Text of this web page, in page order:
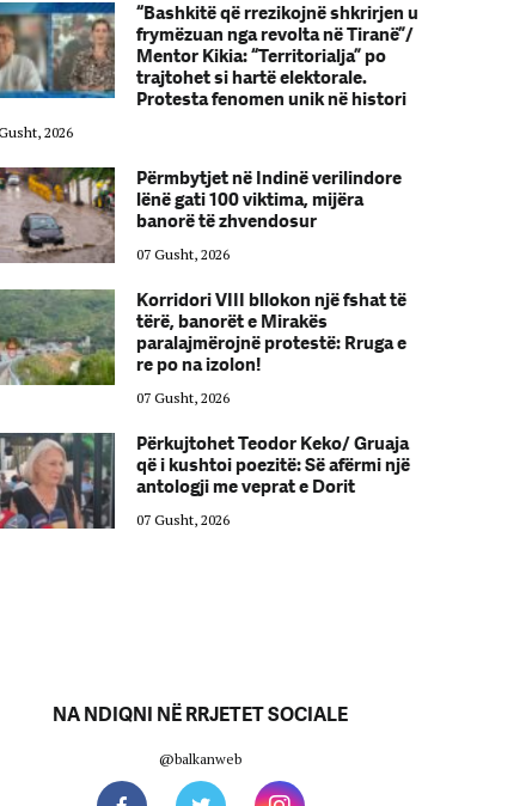
“Bashkitë që rrezikojnë shkrirjen u
frymëzuan nga revolta në Tiranë”/
Mentor Kikia: “Territorialja” po
trajtohet si hartë elektorale.
Protesta fenomen unik në histori
2026
Përmbytjet në Indinë verilindore
lënë gati 100 viktima, mijëra
banorë të zhvendosur
07 Gusht, 2026
Korridori VIII bllokon një fshat të
tërë, banorët e Mirakës
paralajmërojnë protestë: Rruga e
re po na izolon!
07 Gusht, 2026
Përkujtohet Teodor Keko/ Gruaja
që i kushtoi poezitë: Së afërmi një
antologji me veprat e Dorit
07 Gusht, 2026
NA NDIQNI NË RRJETET SOCIALE
@balkanweb